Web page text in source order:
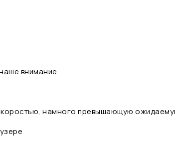
внимание.
намного превышающую